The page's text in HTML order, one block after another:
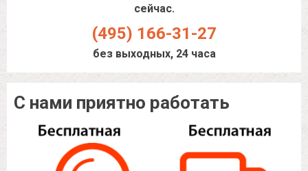
сейчас.
(495) 166-31-27
без выходных, 24 часа
С нами приятно работать